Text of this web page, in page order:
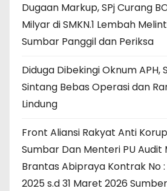
Dugaan Markup, SPj Curang
Milyar di SMKN.1 Lembah
Sumbar Panggil dan Periksa
Diduga Dibekingi Oknum APH,
Sintang Bebas Operasi dan
Lindung
Front Aliansi Rakyat Anti
Sumbar Dan Menteri PU Audit
Brantas Abipraya Kontrak No
2025 s.d 31 Maret 2026